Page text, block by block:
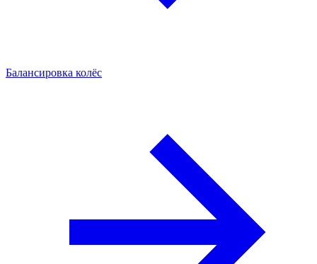
Балансировка колёс